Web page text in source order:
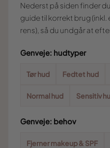
Nederst på siden finder
guide til korrekt brug
rens), så du undgår at
Genveje: hudtyper
Tør hud Fedtet hud
Normal hud Sensitiv
Genveje: behov
Fjerner makeup & SPF